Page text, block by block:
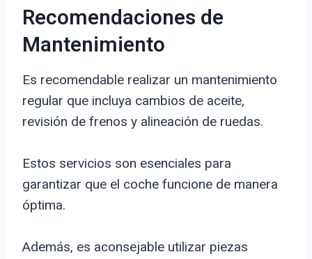
Recomendaciones de
Mantenimiento
Es recomendable realizar un mantenimiento
regular que incluya cambios de aceite,
revisión de frenos y alineación de ruedas.
Estos servicios son esenciales para
garantizar que el coche funcione de manera
óptima.
Además, es aconsejable utilizar piezas